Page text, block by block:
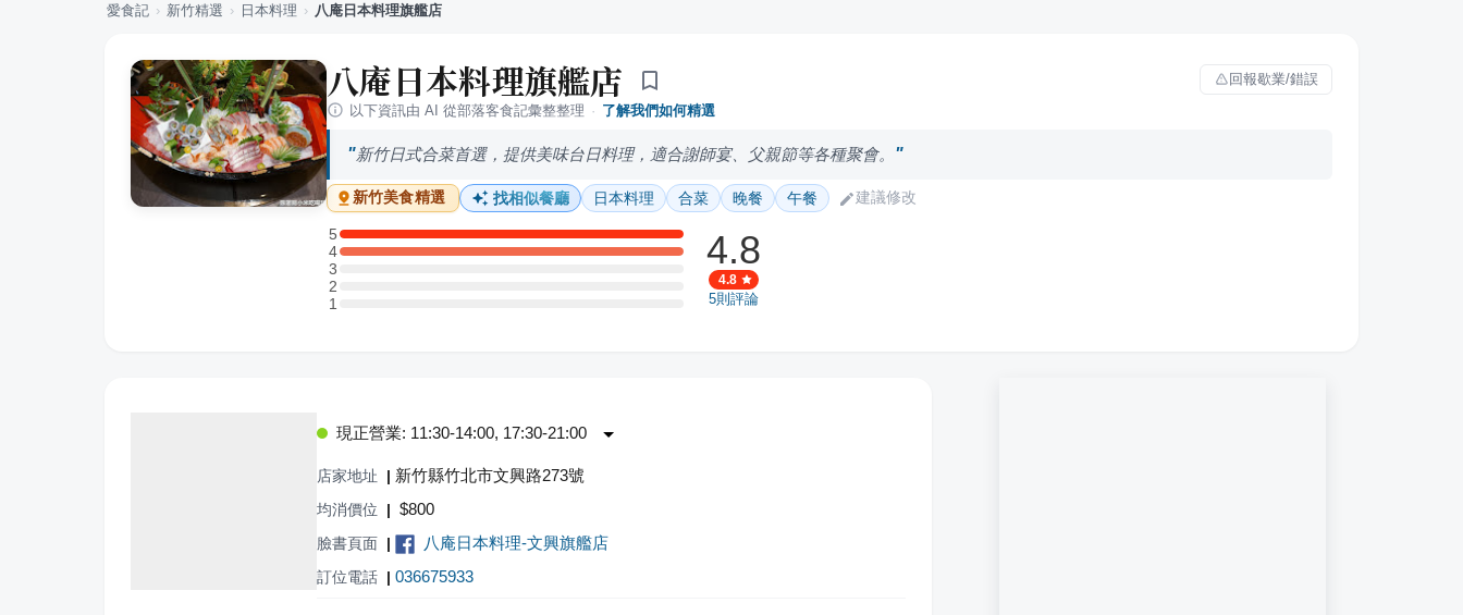
愛食記 › 新竹精選 › 日本料理 › 八庵日本料理旗艦店
八庵日本料理旗艦店
回報歇業/錯誤
以下資訊由 AI 從部落客食記彙整整理 · 了解我們如何精選
新竹日式合菜首選，提供美味台日料理，適合謝師宴、父親節等各種聚會。
新竹美食精選 找相似餐廳 日本料理 合菜 晚餐 午餐 建議修改
5
5 星：1 則評論
4
4 星：1 則評論
3
3 星：0 則評論
2
2 星：0 則評論
11 星：0 則評論
4.8
4.8
5則評論
現正營業: 11:30-14:00, 17:30-21:00
店家地址 | 新竹縣竹北市文興路273號
均消價位 | $800
臉書頁面 | 八庵日本料理-文興旗艦店
訂位電話 | 036675933